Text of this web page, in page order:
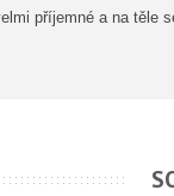
příjemné a na těle